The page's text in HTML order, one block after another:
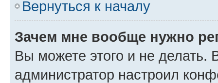
Вернуться к началу
Зачем мне вообще нужно
Вы можете этого и не делать.
администратор настроил